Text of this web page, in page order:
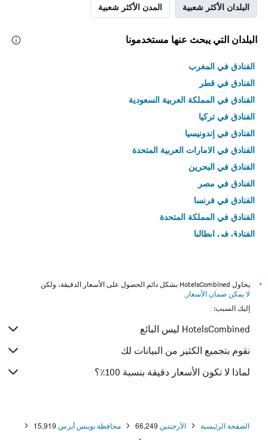
البلدان الأكثر شعبية المدن الأكثر شعبية
البلدان التي يبحث عنها مستخدمونا
الفنادق في المغرب
الفنادق في قطر
الفنادق في المملكة العربية السعودية
الفنادق في تركيا
الفنادق في إندونيسيا
الفنادق في الامارات العربية المتحدة
الفنادق في البحرين
الفنادق في مصر
الفنادق في فرنسا
الفنادق في المملكة المتحدة
الفنادق في إيطاليا
*
يحاول HotelsCombined بشكل دائم الحصول على الأسعار الدقيقة، ولكن
لا يمكن ضمان الأسعار .
إليك السبب:
HotelsCombined ليس البائع
نقوم بتجميع الكثير من البيانات لك
لماذا لا تكون الأسعار دقيقة بنسبة 100٪؟
الصفحة الرئيسية الأرجنتين 66,249 محافظة بوينس أيرس 15,919